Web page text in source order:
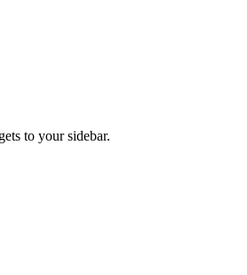
to your sidebar.